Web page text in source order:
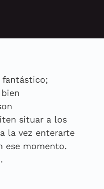
fantástico;
situar a los
la vez enterarte
ese momento.